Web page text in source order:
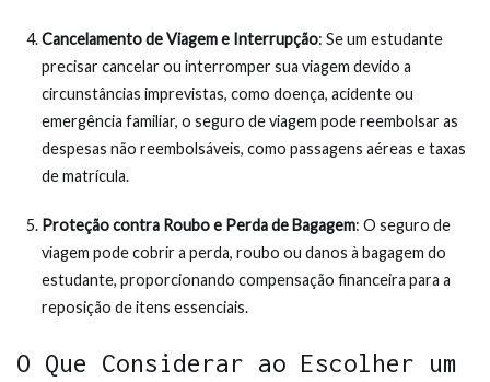
Cancelamento de Viagem e Interrupção: Se um estudante
precisar cancelar ou interromper sua viagem devido a
circunstâncias imprevistas, como doença, acidente ou
emergência familiar, o seguro de viagem pode reembolsar as
despesas não reembolsáveis, como passagens aéreas e taxas
de matrícula.
Proteção contra Roubo e Perda de Bagagem: O seguro de
viagem pode cobrir a perda, roubo ou danos à bagagem do
estudante, proporcionando compensação financeira para a
reposição de itens essenciais.
O Que Considerar ao Escolher um